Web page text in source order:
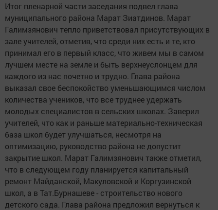
Итог пленарной части заседания подвел глава
муниципального района Марат Зиатдинов. Марат
Галимзянович тепло приветствовал присутствующих в
зале учителей, отметив, что среди них есть и те, кто
принимал его в первый класс, что живем мы в самом
лучшем месте на земле и быть верхнеуслонцем для
каждого из нас почетно и трудно. Глава района
выказал свое беспокойство уменьшающимся числом
количества учеников, что все труднее удержать
молодых специалистов в сельских школах. Заверил
учителей, что как и раньше материально-техническая
база школ будет улучшаться, несмотря на
оптимизацию, руководство района не допустит
закрытие школ. Марат Галимзянович также отметил,
что в следующем году планируется капитальный
ремонт Майданской, Макуловской и Коргузинской
школ, а в Тат.Бурнашеве - строительство нового
детского сада. Глава района предложил вернуться к